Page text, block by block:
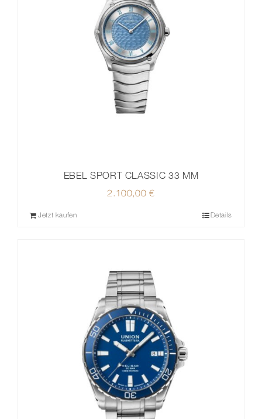
EBEL SPORT CLASSIC 33 MM
2.100,00€
Jetzt kaufen Details